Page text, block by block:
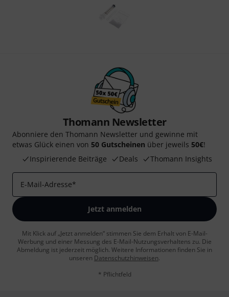
Thomann Newsletter
Abonniere den Thomann Newsletter und gewinne mit
etwas Glück einen von 50 Gutscheinen über jeweils 50€!
Inspirierende Beiträge
Deals Thomann Insights
E-Mail-Adresse*
Jetzt anmelden
Mit Klick auf „Jetzt anmelden“ stimmen Sie dem Erhalt von E-Mail-
Werbung und einer Messung des E-Mail-Nutzungsverhaltens zu. Die
Abmeldung ist jederzeit möglich. Weitere Informationen finden Sie in
unseren Datenschutzhinweisen.
* Pflichtfeld